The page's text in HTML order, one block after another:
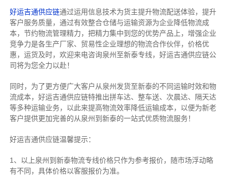
好运吉通供应链通过运用信息技术为货主提升物流配送体验，提升
客户服务质量，通过有效整合仓储与运输资源为企业降低物流成
本，节约物流管理精力，把精力集中到您的优势产品上，增强企业
竞争力是各生产厂家、贸易性企业理想的物流合作伙伴，价格优
惠，运货及时，欢迎来电咨询泉州至新泰专线，好运吉通供应链公
司将为您全力以赴！
同时，为了更方便广大客户从泉州发货至新泰的不同运输时效和物
流成本，好运吉通供应链特推出拼车达、整车送、次晨达、隔天达
等多种运输业务，以此来提高物流效率降低运输成本，以便为新老
客户提供更加完善的从泉州到新泰的一站式优质物流服务！
好运吉通供应链温馨提示：
1、以上泉州到新泰物流专线价格只作为参考报价，随市场浮动略
有不同，具体价格以客服报价为准。